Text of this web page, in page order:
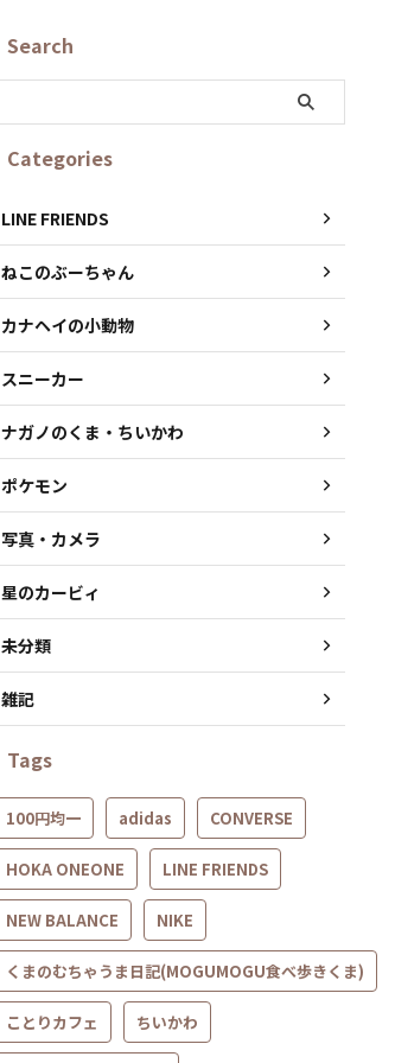
Search
Categories
LINE FRIENDS
ねこのぶーちゃん
カナヘイの小動物
スニーカー
ナガノのくま・ちいかわ
ポケモン
写真・カメラ
星のカービィ
未分類
雑記
Tags
100円均一 adidas CONVERSE
HOKA ONEONE LINE FRIENDS
NEW BALANCE NIKE
くまのむちゃうま日記(MOGUMOGU食べ歩きくま)
ことりカフェ ちいかわ